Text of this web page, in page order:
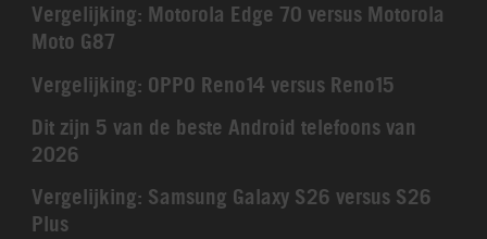
Vergelijking: Motorola Edge 70 versus Motorola
Moto G87
Vergelijking: OPPO Reno14 versus Reno15
Dit zijn 5 van de beste Android telefoons van
2026
Vergelijking: Samsung Galaxy S26 versus S26
Plus